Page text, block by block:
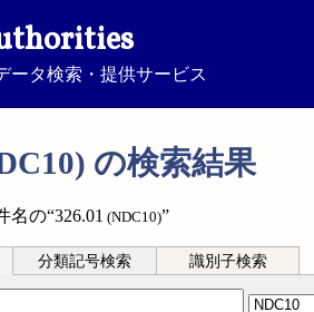
ータ検索・提供サービス
の検索結果
の“326.01 (NDC10)”
分類記号検索 識別子検索